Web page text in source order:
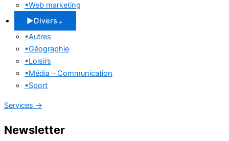
▪Web marketing
▶Divers ⌄
▪Autres
▪Géographie
▪Loisirs
▪Média – Communication
▪Sport
Services →
Newsletter